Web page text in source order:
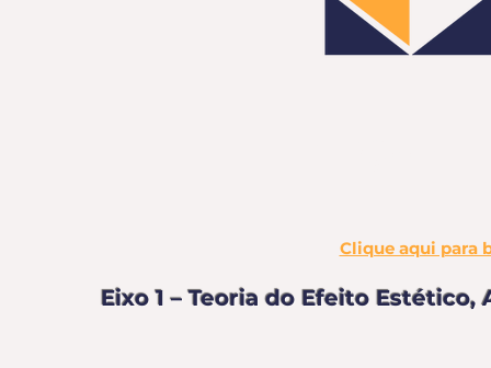
Clique aqui para
Eixo 1 – Teoria do Efeito